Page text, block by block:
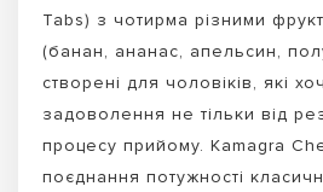
Tabs) з чотирма різними
(банан, ананас, апельсин,
створені для чоловіків, які
задоволення не тільки від
процесу прийому. Kamagra
поєднання потужності